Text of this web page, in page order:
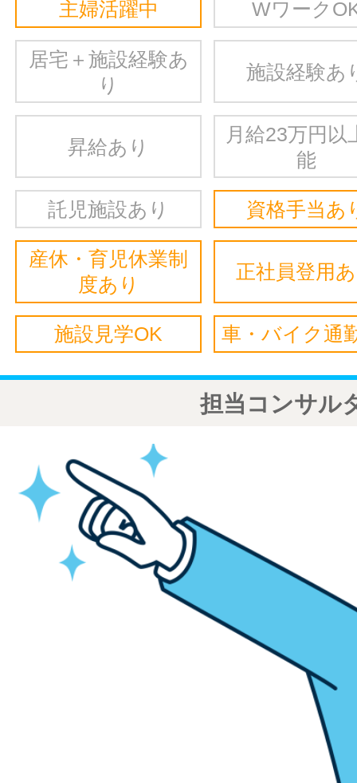
主婦活躍中 Wワーク
居宅＋施設経験あ
り
施設経験あ
昇給あり
月給23万円以
能
託児施設あり 資格手当あ
産休・育児休業制
度あり
正社員登用
施設見学OK 車・バイク通
担当コンサル